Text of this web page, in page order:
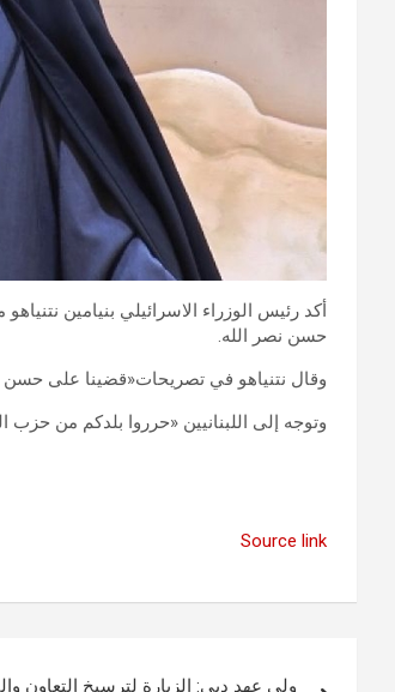
أكد رئيس الوزراء الاسرائيلي بنيامين
حسن نصر الله.
وقال نتنياهو في تصريحات«قضينا على حسن
وتوجه إلى اللبنانيين «حرروا بلدكم من حزب
Source link
ولي عهد دبي: الزيارة لترسيخ التعاون